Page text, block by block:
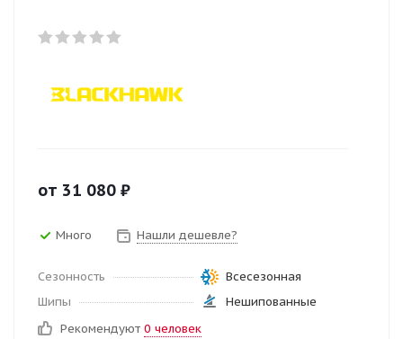
от 31 080 ₽
Много Нашли дешевле?
Сезонность
Всесезонная
Шипы
Нешипованные
Рекомендуют 0 человек